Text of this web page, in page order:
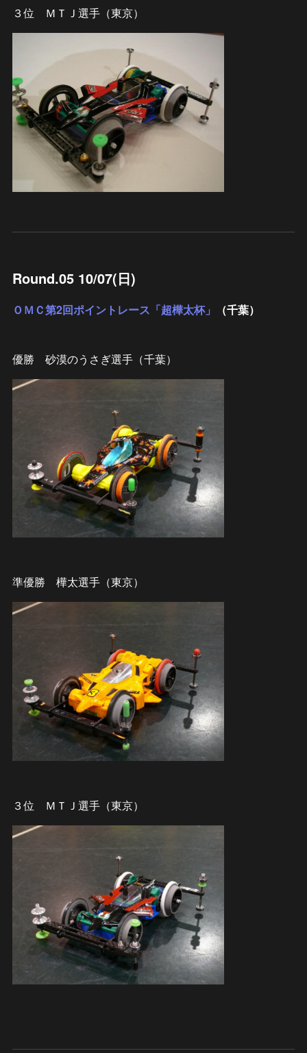
３位 ＭＴＪ選手（東京）
Round.05 10/07(日)
ＯＭＣ第2回ポイントレース「超樺太杯」 （千葉）
優勝 砂漠のうさぎ選手（千葉）
準優勝 樺太選手（東京）
３位 ＭＴＪ選手（東京）